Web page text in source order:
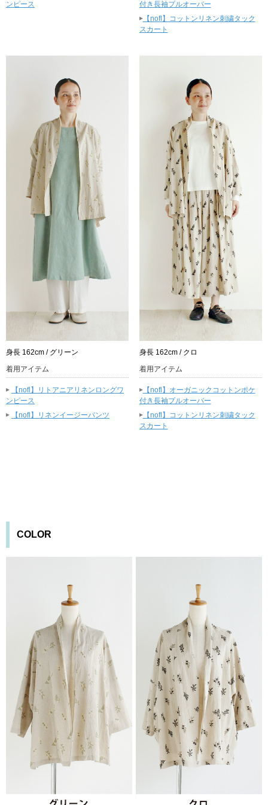
ンピース
付き長袖プルオーバー
▸【nofl】コットンリネン刺繍タック
スカート
身長 162cm / グリーン
着用アイテム
▸
【nofl】リトアニアリネンロングワ
ンピース
▸
【nofl】リネンイージーパンツ
身長 162cm / クロ
着用アイテム
▸【nofl】オーガニックコットンポケ
付き長袖プルオーバー
▸【nofl】コットンリネン刺繍タック
スカート
COLOR